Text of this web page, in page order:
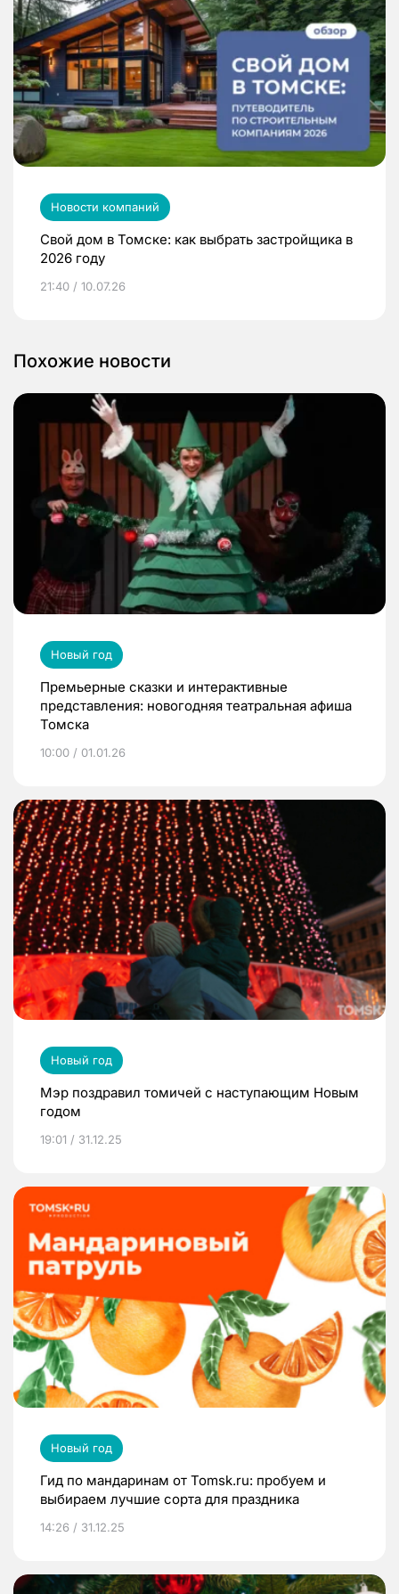
Новости компаний
Свой дом в Томске: как выбрать застройщика в
2026 году
21:40 / 10.07.26
Похожие новости
Новый год
Премьерные сказки и интерактивные
представления: новогодняя театральная афиша
Томска
10:00 / 01.01.26
Новый год
Мэр поздравил томичей с наступающим Новым
годом
19:01 / 31.12.25
Новый год
Гид по мандаринам от Tomsk.ru: пробуем и
выбираем лучшие сорта для праздника
14:26 / 31.12.25